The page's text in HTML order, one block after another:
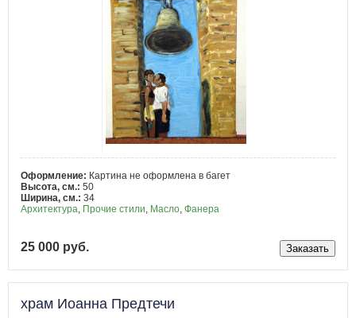
Оформление: Картина не оформлена в багет
Высота, см.: 50
Ширина, см.: 34
Архитектура, Прочие стили, Масло, Фанера
25 000 руб.
храм Иоанна Предтечи